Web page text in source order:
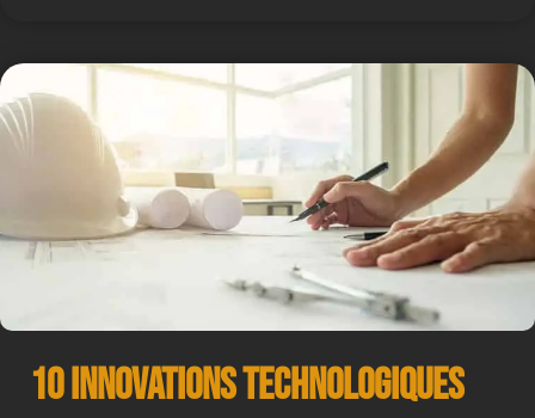
10 Innovations Technologiques